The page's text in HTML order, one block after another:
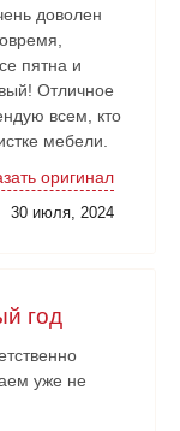
доволен
пятна и
Отличное
всем, кто
мебели.
оригинал
30 июля, 2024
год
уже не